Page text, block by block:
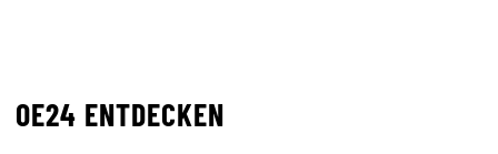
OE24 ENTDECKEN